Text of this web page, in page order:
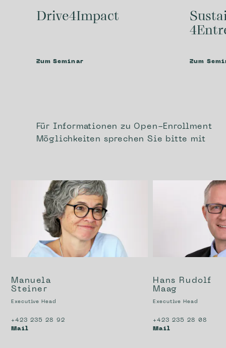
Drive​4Impact
Zum Seminar Zum
Für Informationen zu Open-Enrollment
Möglichkeiten sprechen Sie bitte mit
Manuela
Steiner
Executive Head
+423 235 28 92
Mail
Hans Rudolf
Maag
Executive Head
+423 235 28 08
Mail